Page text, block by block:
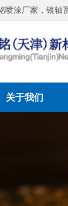
喷涂厂家，银轴
关于我们